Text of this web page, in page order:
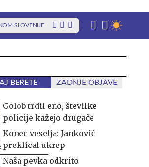
SLOVENIJE
BERETE ZADNJE OBJAVE
Golob trdil eno, številke
policije kažejo drugače
Konec veselja: Janković
preklical ukrep
Naša pevka odkrito